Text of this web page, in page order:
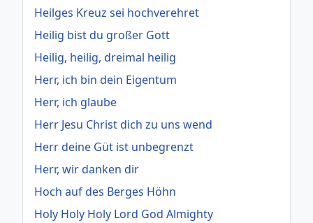
Heilges Kreuz sei hochverehret
Heilig bist du großer Gott
Heilig, heilig, dreimal heilig
Herr, ich bin dein Eigentum
Herr, ich glaube
Herr Jesu Christ dich zu uns wend
Herr deine Güt ist unbegrenzt
Herr, wir danken dir
Hoch auf des Berges Höhn
Holy Holy Holy Lord God Almighty